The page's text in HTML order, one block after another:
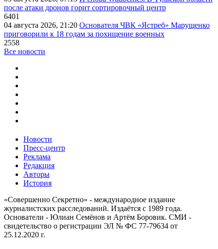
после атаки дронов горит сортировочный центр
6401
04 августа 2026, 21:20 Основателя ЧВК «Ястреб» Марущенко
приговорили к 18 годам за похищение военных
2558
Все новости
Новости
Пресс-центр
Реклама
Редакция
Авторы
История
«Совершенно Секретно» - международное издание
журналистских расследований. Издаётся с 1989 года.
Основатели - Юлиан Семёнов и Артём Боровик. CМИ -
свидетельство о регистрации ЭЛ № ФС 77-79634 от
25.12.2020 г.